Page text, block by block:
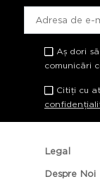
Aș dori
comunicări
Citiți cu
Legal
Despre Noi